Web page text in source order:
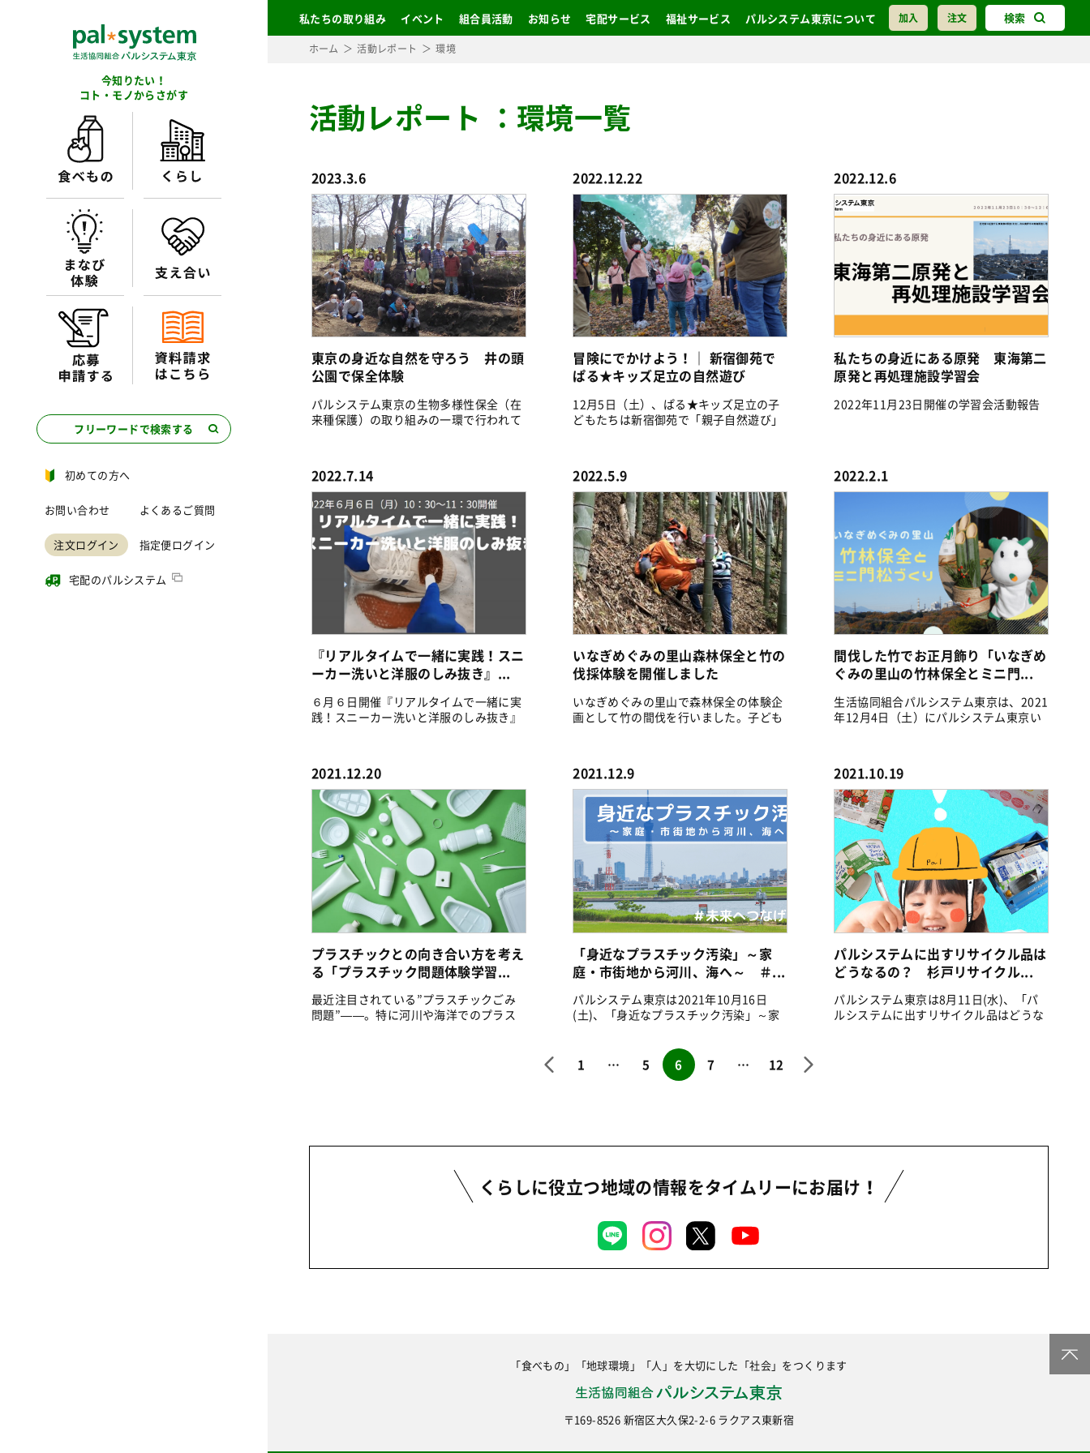
加入 注文 検索
私たちの取り組み イベント 組合員活動 お知らせ 宅配サービス 福祉サービス パルシステム東京について
今知りたい！
コト・モノからさがす
フリーワードで検索する
初めての方へ
お問い合わせ よくあるご質問
注文ログイン 指定便ログイン
宅配のパルシステム
ホーム 活動レポート 環境
活動レポート ： 環境一覧
2023.3.6
東京の身近な自然を守ろう 井の頭
公園で保全体験
パルシステム東京の生物多様性保全（在
来種保護）の取り組みの一環で行われて
2022.12.22
冒険にでかけよう！｜ 新宿御苑で
ぱる★キッズ足立の自然遊び
12月5日（土）、ぱる★キッズ足立の子
どもたちは新宿御苑で「親子自然遊び」
2022.12.6
私たちの身近にある原発 東海第二
原発と再処理施設学習会
2022年11月23日開催の学習会活動報告
2022.7.14
『リアルタイムで一緒に実践！スニ
ーカー洗いと洋服のしみ抜き』...
６月６日開催『リアルタイムで一緒に実
践！スニーカー洗いと洋服のしみ抜き』
2022.5.9
いなぎめぐみの里山森林保全と竹の
伐採体験を開催しました
いなぎめぐみの里山で森林保全の体験企
画として竹の間伐を行いました。子ども
2022.2.1
間伐した竹でお正月飾り「いなぎめ
ぐみの里山の竹林保全とミニ門...
生活協同組合パルシステム東京は、2021
年12月4日（土）にパルシステム東京い
2021.12.20
プラスチックとの向き合い方を考え
る「プラスチック問題体験学習...
最近注目されている”プラスチックごみ
問題”——。特に河川や海洋でのプラス
2021.12.9
「身近なプラスチック汚染」～家
庭・市街地から河川、海へ～ ＃...
パルシステム東京は2021年10月16日
(土)、「身近なプラスチック汚染」～家
2021.10.19
パルシステムに出すリサイクル品は
どうなるの？ 杉戸リサイクル...
パルシステム東京は8月11日(水)、「パ
ルシステムに出すリサイクル品はどうな
1 … 5 6 7 … 12
くらしに役立つ地域の情報をタイムリーにお届け！
「食べもの」「地球環境」「人」を大切にした 「社会」をつくります
〒169-8526 新宿区大久保2-2-6 ラクアス東新宿